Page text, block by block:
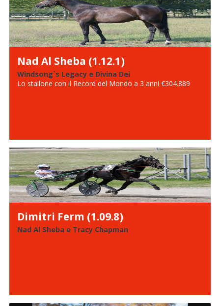
Nad Al Sheba (1.12.1)
Windsong`s Legacy e Divina Dei
Lo stallone con il Record del Mondo a 3 anni €304.889
Dimitri Ferm (1.09.8)
Nad Al Sheba e Tracy Chapman